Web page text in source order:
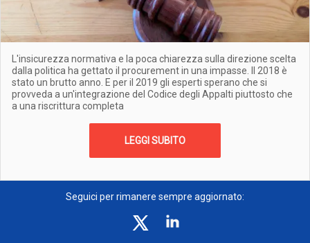
L'insicurezza normativa e la poca chiarezza sulla direzione scelta
dalla politica ha gettato il procurement in una impasse. Il 2018 è
stato un brutto anno. E per il 2019 gli esperti sperano che si
provveda a un'integrazione del Codice degli Appalti piuttosto che
a una riscrittura completa
LEGGI SUBITO
Seguici per rimanere sempre aggiornato: